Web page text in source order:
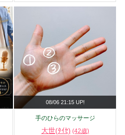
08/06 21:15 UP!
手のひらのマッサージ
大世(ﾀｲｾ) (42歳)